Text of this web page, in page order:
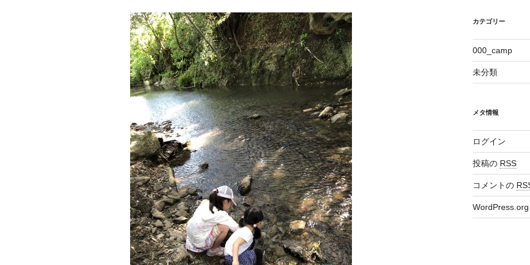
カテゴリー
000_camp
未分類
メタ情報
ログイン
投稿の RSS
コメントの
WordPress.org